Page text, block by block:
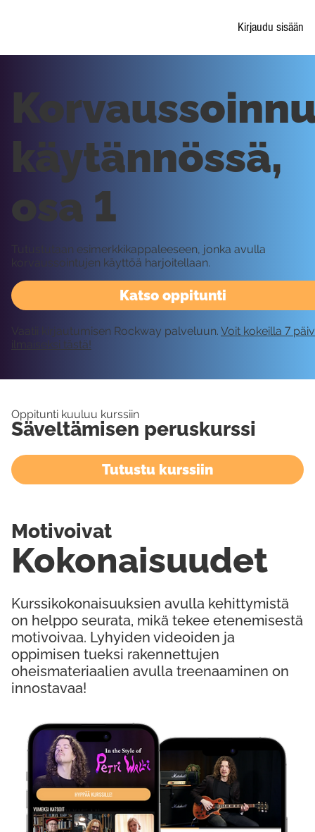
Kirjaudu sisään
Kokeile Ilmaiseksi
Katso oppitunti
käytännössä,
osa 1
Tutustutaan esimerkkikappaleeseen, jonka avulla
korvaussointujen käyttöä harjoitellaan.
Vaatii kirjautumisen Rockway palveluun. Voit kokeilla 7
ilmaiseksi tästä!
Oppitunti kuuluu kurssiin
Säveltämisen peruskurssi
Tutustu kurssiin
Kurssikokonaisuuksien avulla kehittymistä
on helppo seurata, mikä tekee etenemisestä
motivoivaa. Lyhyiden videoiden ja
oppimisen tueksi rakennettujen
oheismateriaalien avulla treenaaminen on
innostavaa!
Kokonaisuudet
Motivoivat